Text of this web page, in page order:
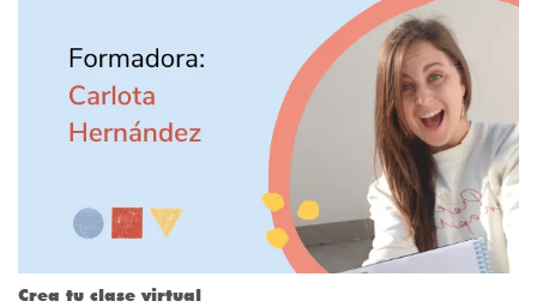
Crea tu clase virtual